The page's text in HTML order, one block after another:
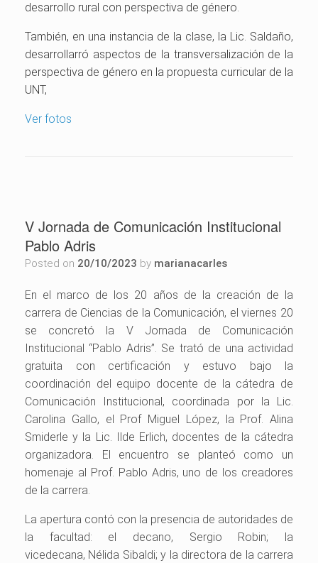
desarrollo rural con perspectiva de género.
También, en una instancia de la clase, la Lic. Saldaño,
desarrollarró aspectos de la transversalización de la
perspectiva de género en la propuesta curricular de la
UNT,
Ver fotos
V Jornada de Comunicación Institucional
Pablo Adris
Posted on 20/10/2023 by marianacarles
En el marco de los 20 años de la creación de la
carrera de Ciencias de la Comunicación, el viernes 20
se concretó la V Jornada de Comunicación
Institucional “Pablo Adris”. Se trató de una actividad
gratuita con certificación y estuvo bajo la
coordinación del equipo docente de la cátedra de
Comunicación Institucional, coordinada por la Lic.
Carolina Gallo, el Prof Miguel López, la Prof. Alina
Smiderle y la Lic. Ilde Erlich, docentes de la cátedra
organizadora. El encuentro se planteó como un
homenaje al Prof. Pablo Adris, uno de los creadores
de la carrera.
La apertura contó con la presencia de autoridades de
la facultad: el decano, Sergio Robin; la
vicedecana, Nélida Sibaldi; y la directora de la carrera